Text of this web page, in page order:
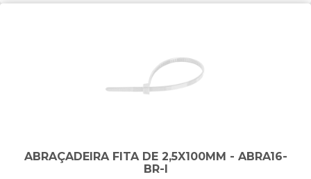
ABRAÇADEIRA FITA DE 2,5X100MM - ABRA16-
BR-I